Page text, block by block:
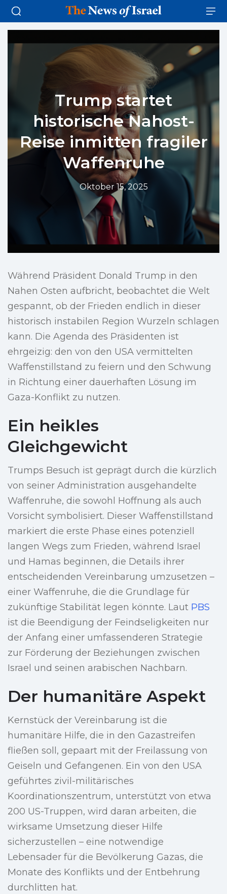
Trump startet
historische Nahost-
Reise inmitten fragiler
Waffenruhe
Oktober 15, 2025
Während Präsident Donald Trump in den
Nahen Osten aufbricht, beobachtet die Welt
gespannt, ob der Frieden endlich in dieser
historisch instabilen Region Wurzeln schlagen
kann. Die Agenda des Präsidenten ist
ehrgeizig: den von den USA vermittelten
Waffenstillstand zu feiern und den Schwung
in Richtung einer dauerhaften Lösung im
Gaza-Konflikt zu nutzen.
Ein heikles
Gleichgewicht
Trumps Besuch ist geprägt durch die kürzlich
von seiner Administration ausgehandelte
Waffenruhe, die sowohl Hoffnung als auch
Vorsicht symbolisiert. Dieser Waffenstillstand
markiert die erste Phase eines potenziell
langen Wegs zum Frieden, während Israel
und Hamas beginnen, die Details ihrer
entscheidenden Vereinbarung umzusetzen –
einer Waffenruhe, die die Grundlage für
zukünftige Stabilität legen könnte. Laut PBS
ist die Beendigung der Feindseligkeiten nur
der Anfang einer umfassenderen Strategie
zur Förderung der Beziehungen zwischen
Israel und seinen arabischen Nachbarn.
Der humanitäre Aspekt
Kernstück der Vereinbarung ist die
humanitäre Hilfe, die in den Gazastreifen
fließen soll, gepaart mit der Freilassung von
Geiseln und Gefangenen. Ein von den USA
geführtes zivil-militärisches
Koordinationszentrum, unterstützt von etwa
200 US-Truppen, wird daran arbeiten, die
wirksame Umsetzung dieser Hilfe
sicherzustellen – eine notwendige
Lebensader für die Bevölkerung Gazas, die
Monate des Konflikts und der Entbehrung
durchlitten hat.